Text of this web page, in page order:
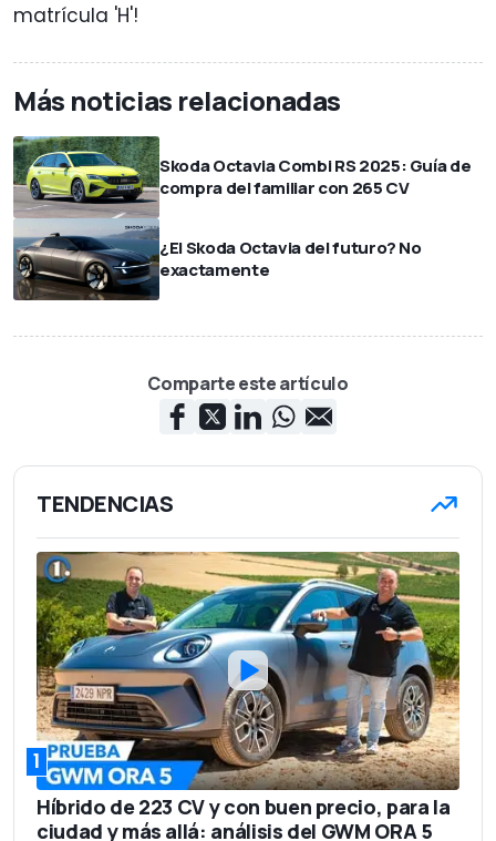
matrícula 'H'!
Más noticias relacionadas
Skoda Octavia Combi RS 2025: Guía de
compra del familiar con 265 CV
¿El Skoda Octavia del futuro? No
exactamente
Comparte este artículo
TENDENCIAS
1
Híbrido de 223 CV y con buen precio, para la
ciudad y más allá: análisis del GWM ORA 5